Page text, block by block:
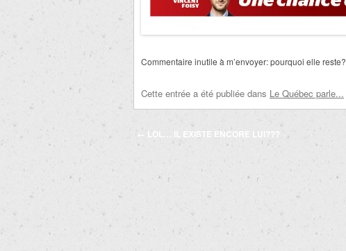
Commentaire inutile à m’envoyer: pourquoi elle reste?
Cette entrée a été publiée dans Le Québec parle...
Navigation
← LOL… IL EXISTE ENCORE LUI???